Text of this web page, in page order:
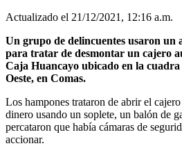
Actualizado el 21/12/2021, 12:16 a.m.
Un grupo de delincuentes usaron un
para tratar de desmontar un cajero
Caja Huancayo ubicado en la
Oeste, en Comas.
Los hampones trataron de abrir el
dinero usando un soplete, un balón de
percataron que había cámaras de
accionar.